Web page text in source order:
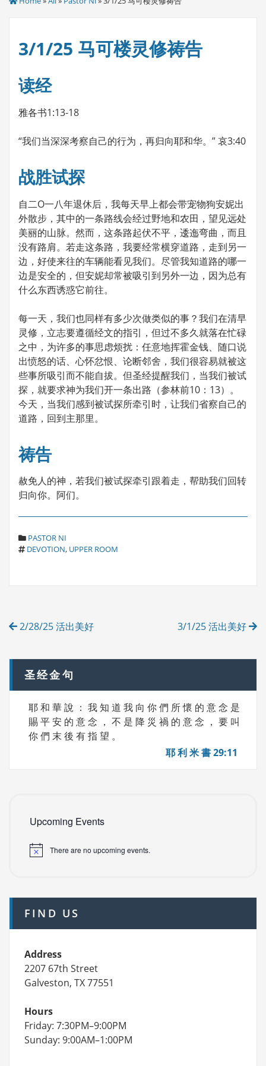
3/1/25 马可楼灵修祷告
读经
雅各书1:13-18
“我们当深深考察自己的行为，再归向耶和华。” 哀3:40
战胜试探
自二O一八年退休后，我每天早上都会带宠物狗安妮出
外散步，其中的一条路线会经过野地和农田，望见远处
美丽的山脉。然而，这条路起伏不平，逶迤弯曲，而且
没有路肩。若走这条路，我要经常横穿道路，走到另一
边，好使来往的车辆能看见我们。尽管我知道路的哪一
边是安全的，但安妮却常被吸引到另外一边，因为总有
什么东西诱惑它前往。
每一天，我们也同样有多少次做类似的事？我们在清早
灵修，立志要遵循经文的指引，但过不多久就落在忙碌
之中，为许多的事思虑烦扰：任意地挥霍金钱、随口说
出愤怒的话、心怀忿恨、论断邻舍，我们很容易就被这
些事所吸引而不能自拔。但圣经提醒我们，当我们被试
探，就要求神为我们开一条出路（参林前10：13）。
今天，当我们感到被试探所牵引时，让我们省察自己的
道路，回到主那里。
祷告
赦免人的神，若我们被试探牵引跟着走，帮助我们回转
归向你。阿们。
C
A
E
PASTOR NI
T
DEVOTION, UPPER ROOM
Post
2/28/25 活出美好 3/1/25 活出美好
圣经金句
耶 和 華 說 ： 我 知 道 我 向 你 們 所 懷 的 意 念 是
賜 平 安 的 意 念 ， 不 是 降 災 禍 的 意 念 ， 要 叫
你 們 末 後 有 指 望 。
耶 利 米 書 29:11
Upcoming Events
There are no upcoming events.
FIND US
Address
2207 67th Street
Galveston, TX 77551
Hours
Friday: 7:30PM–9:00PM
Sunday: 9:00AM–1:00PM